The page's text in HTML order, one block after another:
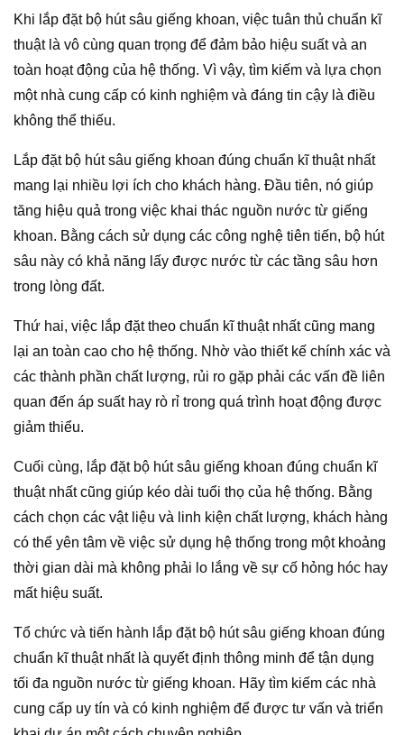
Khi lắp đặt bộ hút sâu giếng khoan, việc tuân thủ chuẩn kĩ
thuật là vô cùng quan trọng để đảm bảo hiệu suất và an
toàn hoạt động của hệ thống. Vì vậy, tìm kiếm và lựa chọn
một nhà cung cấp có kinh nghiệm và đáng tin cậy là điều
không thể thiếu.
Lắp đặt bộ hút sâu giếng khoan đúng chuẩn kĩ thuật nhất
mang lại nhiều lợi ích cho khách hàng. Đầu tiên, nó giúp
tăng hiệu quả trong việc khai thác nguồn nước từ giếng
khoan. Bằng cách sử dụng các công nghệ tiên tiến, bộ hút
sâu này có khả năng lấy được nước từ các tầng sâu hơn
trong lòng đất.
Thứ hai, việc lắp đặt theo chuẩn kĩ thuật nhất cũng mang
lại an toàn cao cho hệ thống. Nhờ vào thiết kế chính xác và
các thành phần chất lượng, rủi ro gặp phải các vấn đề liên
quan đến áp suất hay rò rỉ trong quá trình hoạt động được
giảm thiểu.
Cuối cùng, lắp đặt bộ hút sâu giếng khoan đúng chuẩn kĩ
thuật nhất cũng giúp kéo dài tuổi thọ của hệ thống. Bằng
cách chọn các vật liệu và linh kiện chất lượng, khách hàng
có thể yên tâm về việc sử dụng hệ thống trong một khoảng
thời gian dài mà không phải lo lắng về sự cố hỏng hóc hay
mất hiệu suất.
Tổ chức và tiến hành lắp đặt bộ hút sâu giếng khoan đúng
chuẩn kĩ thuật nhất là quyết định thông minh để tận dụng
tối đa nguồn nước từ giếng khoan. Hãy tìm kiếm các nhà
cung cấp uy tín và có kinh nghiệm để được tư vấn và triển